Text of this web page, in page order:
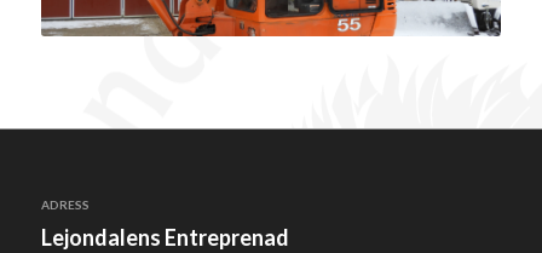
ADRESS
Lejondalens Entreprenad